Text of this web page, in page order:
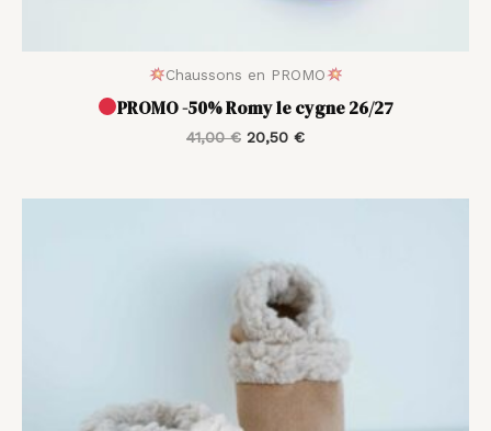
Chaussons en PROMO
PROMO -50% Romy le cygne 26/27
41,00€ 20,50 €